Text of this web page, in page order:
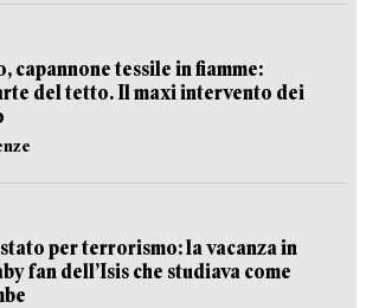
capannone tessile in fiamme:
del tetto. Il maxi intervento dei
per terrorismo: la vacanza in
fan dell’Isis che studiava come